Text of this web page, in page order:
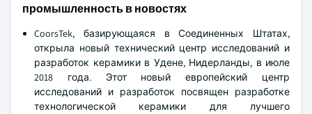
промышленность в новостях
CoorsTek, базирующаяся в Соединенных Штатах,
открыла новый технический центр исследований и
разработок керамики в Удене, Нидерланды, в июле
2018 года. Этот новый европейский центр
исследований и разработок посвящен разработке
технологической керамики для лучшего